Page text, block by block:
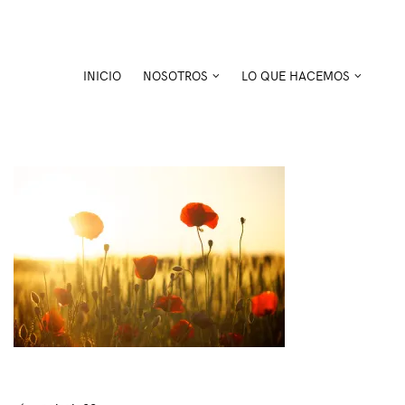
INICIO NOSOTROS LO QUE HACEMOS